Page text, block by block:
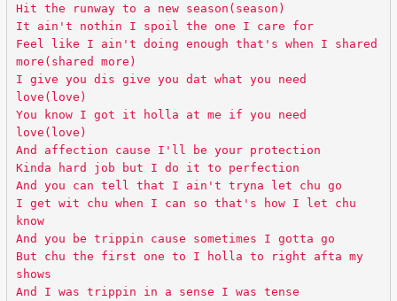
Hit the runway to a new season(season)
It ain't nothin I spoil the one I care for
Feel like I ain't doing enough that's when I shared
more(shared more)
I give you dis give you dat what you need
love(love)
You know I got it holla at me if you need
love(love)
And affection cause I'll be your protection
Kinda hard job but I do it to perfection
And you can tell that I ain't tryna let chu go
I get wit chu when I can so that's how I let chu
know
And you be trippin cause sometimes I gotta go
But chu the first one to I holla to right afta my
shows
And I was trippin in a sense I was tense